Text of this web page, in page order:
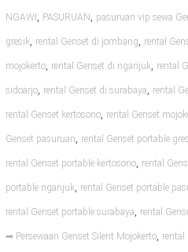
NGAWI , PASURUAN , pasuruan vip sewa
gresik, rental Genset di jombang, rental
mojokerto, rental Genset di nganjuk, rental
sidoarjo, rental Genset di surabaya, rental
rental Genset kertosono, rental Genset
Genset pasuruan, rental Genset portable
rental Genset portable kertosono, rental
portable nganjuk, rental Genset portable
rental Genset portable surabaya, rental
➡ Persewaan Genset Silent Mojokerto, rental